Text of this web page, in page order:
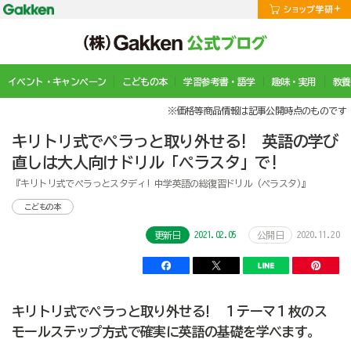
イベント・キャンペーン こどもの本 学習参考書・語学 趣味・実用 教
※価格等商品情報は記事公開時点のものです
キリトリ式でペラっと取り外せる! 英語の学び
直しは大人向けドリル「ペラスタ」で!
『キリトリ式でペラっとスタディ! 中学英語の総復習ドリル (ペラスタ)』
こどもの本
更新日 2021.02.05 公開日 2020.11.20
キリトリ式でペラっと取り外せる! １テーマ１枚のス
モールステップ方式で確実に英語の基礎を学べます。